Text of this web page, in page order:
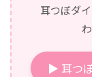
耳つぼダ
▶ 耳つ